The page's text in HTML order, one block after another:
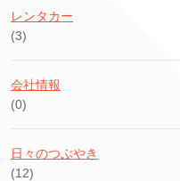
レンタカー
(3)
会社情報
(0)
日々のつぶやき
(12)